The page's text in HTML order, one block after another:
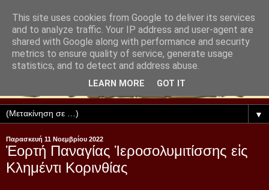
▼
Παρασκευή 11 Νοεμβρίου 2022
Ἑορτή Παναγίας Ἱεροσολυμιτίσσης εἰς
Κλημέντι Κορινθίας
This site uses cookies from Google to deliver its services
and to analyze traffic. Your IP address and user-agent are
shared with Google along with performance and security
metrics to ensure quality of service, generate usage
statistics, and to detect and address abuse.
LEARN MORE GOT IT